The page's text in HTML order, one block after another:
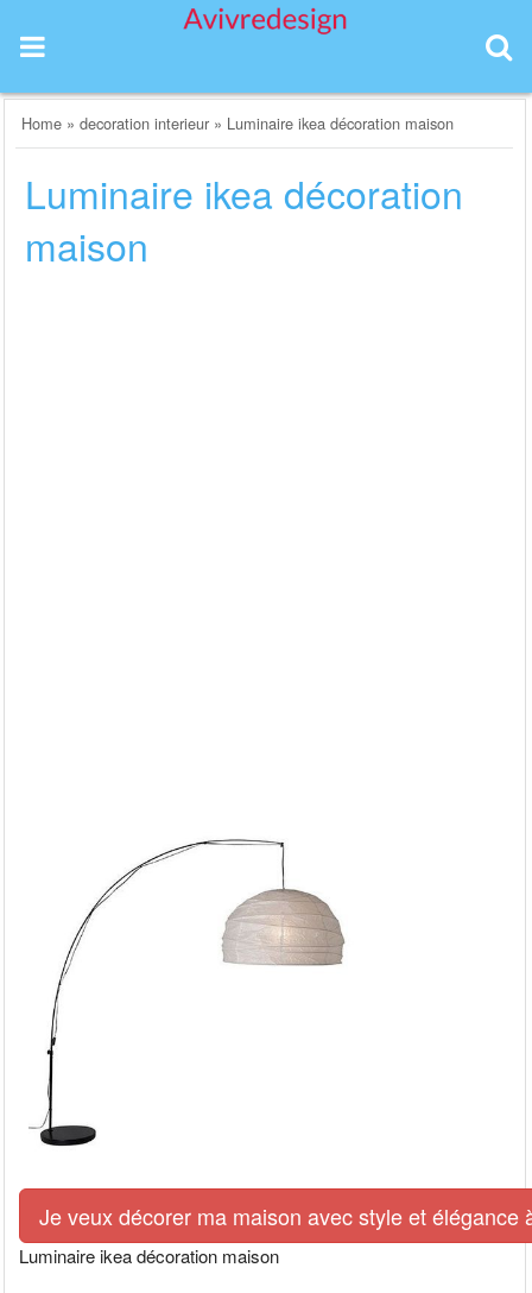
content
Home »decoration interieur » Luminaire ikea décoration maison
Luminaire ikea décoration
maison
Je veux décorer ma maison avec style et élégance
Luminaire ikea décoration maison